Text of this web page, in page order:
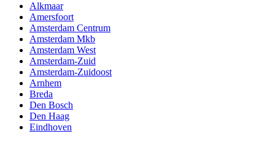
Alkmaar
Amersfoort
Amsterdam Centrum
Amsterdam Mkb
Amsterdam West
Amsterdam-Zuid
Amsterdam-Zuidoost
Arnhem
Breda
Den Bosch
Den Haag
Eindhoven